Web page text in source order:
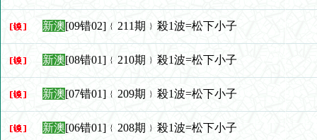
新澳[09错02]﹛211期﹜殺1波=松下小子
新澳[08错01]﹛210期﹜殺1波=松下小子
新澳[07错01]﹛209期﹜殺1波=松下小子
新澳[06错01]﹛208期﹜殺1波=松下小子